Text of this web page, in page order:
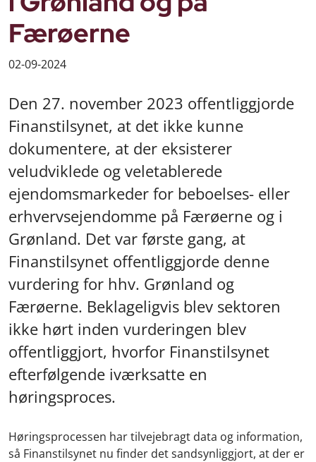
Færøerne
02-09-2024
Den 27. november 2023 offentliggjorde
Finanstilsynet, at det ikke kunne
dokumentere, at der eksisterer
veludviklede og veletablerede
ejendomsmarkeder for beboelses- eller
erhvervsejendomme på Færøerne og i
Grønland. Det var første gang, at
Finanstilsynet offentliggjorde denne
vurdering for hhv. Grønland og
Færøerne. Beklageligvis blev sektoren
ikke hørt inden vurderingen blev
offentliggjort, hvorfor Finanstilsynet
efterfølgende iværksatte en
høringsproces.
Høringsprocessen har tilvejebragt data og information,
så Finanstilsynet nu finder det sandsynliggjort, at der er